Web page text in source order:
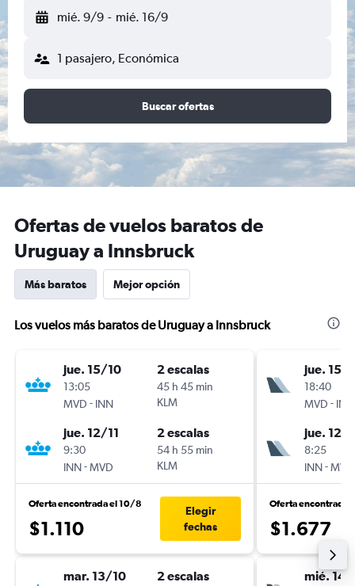
mié. 9/9 - mié. 16/9
1 pasajero, Económica
Buscar ofertas
Ofertas de vuelos baratos de
Uruguay a Innsbruck
Más baratos Mejor opción
Los vuelos más baratos de Uruguay a Innsbruck
jue. 15/10
13:05
MVD - INN
2 escalas
45 h 45 min
KLM
jue. 12/11
9:30
INN-MVD
2 escalas
54 h 55 min
KLM
Oferta encontrada el 10/8
$1.110
Elegir
fechas
mar. 13/10 2 escalas
jue. 15/
18:40
MVD - INN
jue. 12/
8:25
INN-MVD
Oferta encontrada
$1.677
mié. 14/